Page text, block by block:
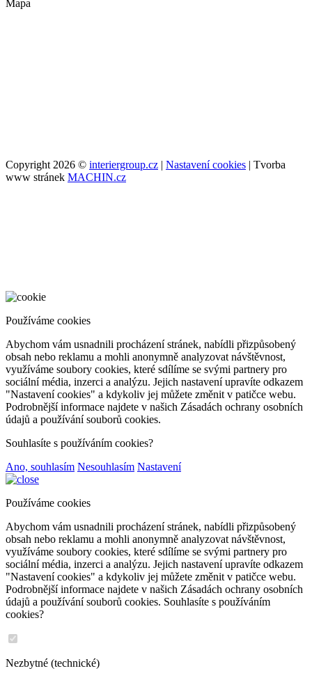
Mapa
Copyright 2026 © interiergroup.cz | Nastavení cookies | Tvorba
www stránek MACHIN.cz
Používáme cookies
Abychom vám usnadnili procházení stránek, nabídli přizpůsobený
obsah nebo reklamu a mohli anonymně analyzovat návštěvnost,
využíváme soubory cookies, které sdílíme se svými partnery pro
sociální média, inzerci a analýzu. Jejich nastavení upravíte odkazem
"Nastavení cookies" a kdykoliv jej můžete změnit v patičce webu.
Podrobnější informace najdete v našich Zásadách ochrany osobních
údajů a používání souborů cookies.
Souhlasíte s používáním cookies?
Ano, souhlasím Nesouhlasím Nastavení
Používáme cookies
Abychom vám usnadnili procházení stránek, nabídli přizpůsobený
obsah nebo reklamu a mohli anonymně analyzovat návštěvnost,
využíváme soubory cookies, které sdílíme se svými partnery pro
sociální média, inzerci a analýzu. Jejich nastavení upravíte odkazem
"Nastavení cookies" a kdykoliv jej můžete změnit v patičce webu.
Podrobnější informace najdete v našich Zásadách ochrany osobních
údajů a používání souborů cookies. Souhlasíte s používáním
cookies?
Nezbytné (technické)